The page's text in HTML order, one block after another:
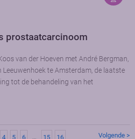
prostaatcarcinoom
van der Hoeven met André Bergman,
te Amsterdam, de laatste
tot de behandeling van het
4 5 6 … 15 16 Volgende >